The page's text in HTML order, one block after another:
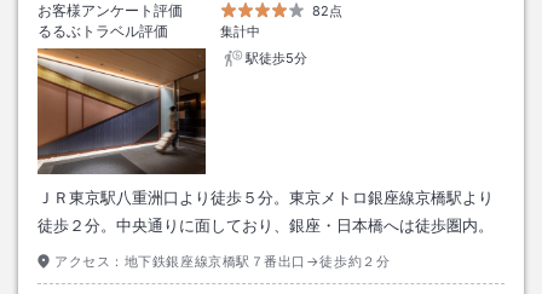
お客様アンケート評価
82点
るるぶトラベル評価
集計中
駅徒歩5分
ＪＲ東京駅八重洲口より徒歩５分。東京メトロ銀座線京橋駅より
徒歩２分。中央通りに面しており、銀座・日本橋へは徒歩圏内。
アクセス： 地下鉄銀座線京橋駅７番出口→徒歩約２分